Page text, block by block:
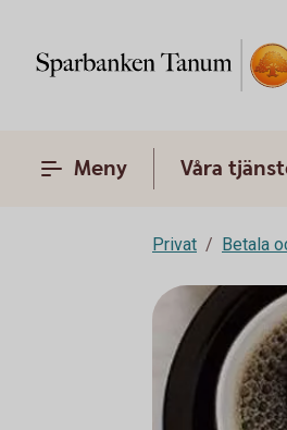
Meny Våra
Privat Betala